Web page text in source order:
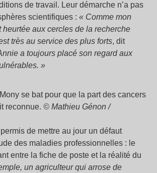
de travail. Leur démarche n’a pas
scientifiques : « Comme mon
heurtée aux cercles de la recherche
très au service des plus forts, dit
a toujours placé son regard aux
»
se bat pour que la part des cancers
reconnue. © Mathieu Génon /
de mettre au jour un défaut
des maladies professionnelles : le
entre la fiche de poste et la réalité du
un agriculteur qui arrose de